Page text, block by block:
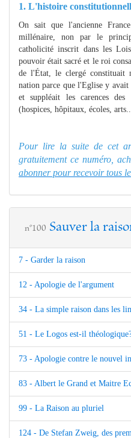
1. L'histoire
On sait que l'ancienne
millénaire, non par le
catholicité inscrit dans les
pouvoir était sacré et le roi
de l'État, le clergé constituait
nation parce que l'Eglise y
et suppléait les carences
(hospices, hôpitaux, écoles,
Pour lire la suite de cet
gratuitement ce numéro,
abonner pour recevoir tous
n°100 Sauver la
7 - Garder la raison
12 - Apologie de l'argument
34 - La simple raison dans les
51 - Le Logos est-il
73 - Apologie contre le nouvel
83 - Albert le Grand et Maitre
99 - La Raison au pluriel
124 - De Stefan Zweig, des